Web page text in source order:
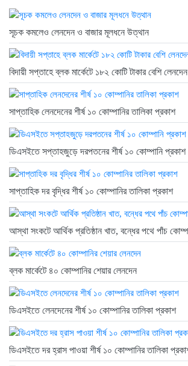
সূচক কমলেও লেনদেন ও বাজার মূলধনে উত্থান
বিদায়ী সপ্তাহে ব্লক মার্কেটে ১৮২ কোটি টাকার বেশি লেনদেন
সাপ্তাহিক লেনদেনের শীর্ষ ১০ কোম্পানির তালিকা প্রকাশ
ডিএসইতে সপ্তাহজুড়ে দরপতনের শীর্ষ ১০ কোম্পানি প্রকাশ
সাপ্তাহিক দর বৃদ্ধির শীর্ষ ১০ কোম্পানির তালিকা প্রকাশ
আস্থা সংকটে আর্থিক প্রতিষ্ঠান খাত, বন্ধের পথে পাঁচ
ব্লক মার্কেটে ৪০ কোম্পানির শেয়ার লেনদেন
ডিএসইতে লেনদেনের শীর্ষ ১০ কোম্পানির তালিকা প্রকাশ
ডিএসইতে দর হ্রাস পাওয়া শীর্ষ ১০ কোম্পানির তালিকা